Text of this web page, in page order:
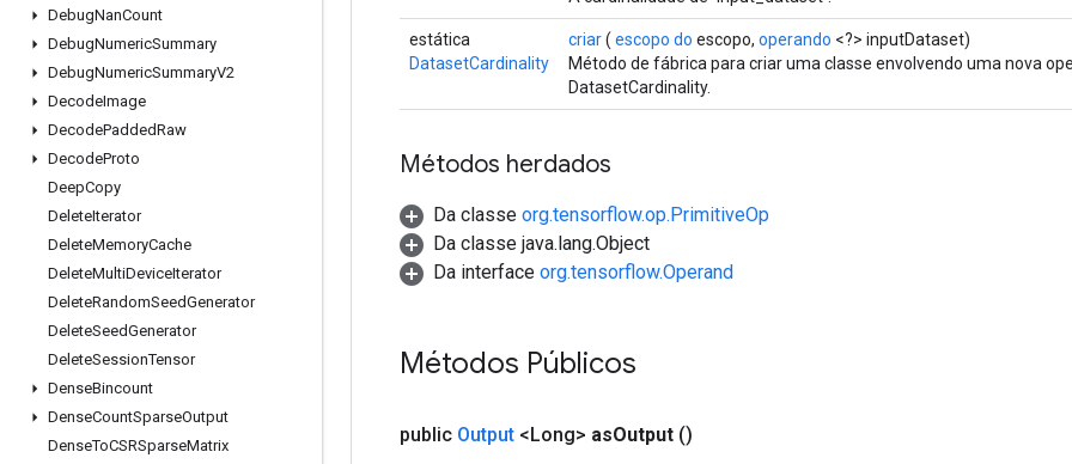
DebugNanCount
DebugNumericSummary
DebugNumericSummaryV2
DecodeImage
DecodePaddedRaw
DecodeProto
DeepCopy
DeleteIterator
DeleteMemoryCache
DeleteMultiDeviceIterator
DeleteRandomSeedGenerator
DeleteSeedGenerator
DeleteSessionTensor
DenseBincount
DenseCountSparseOutput
DenseToCSRSparseMatrix
estática
DatasetCardinality
criar( escopo do escopo, operando <?> inputDataset)
Método de fábrica para criar uma classe envolvendo uma nova
DatasetCardinality.
Métodos herdados
Da classe org.tensorflow.op.PrimitiveOp
Da classe java.lang.Object
Da interface org.tensorflow.Operand
Métodos Públicos
public Output <Long> asOutput ()